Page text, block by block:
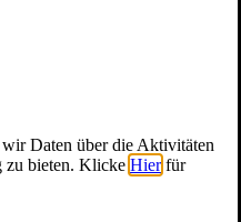
Daten über die Aktivitäten
zu bieten. Klicke Hier für